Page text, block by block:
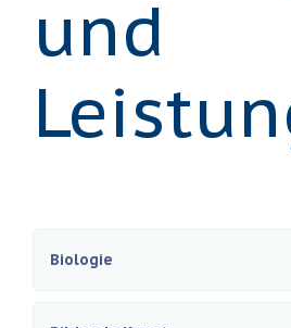
und
Biologie